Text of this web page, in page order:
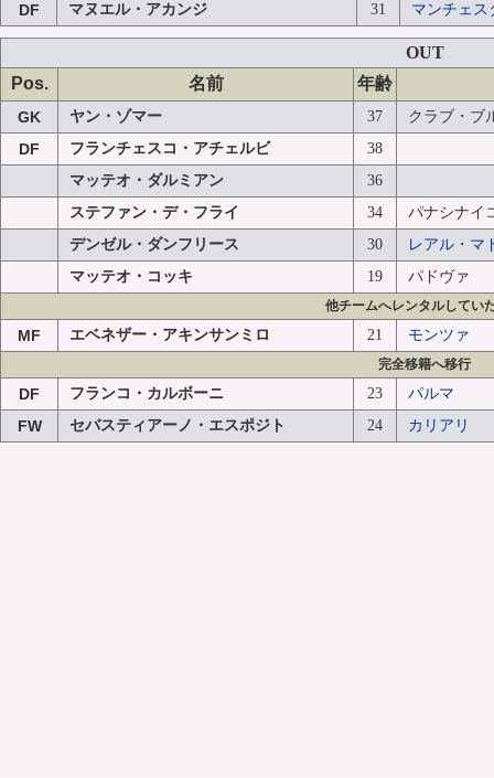
DF マヌエル・アカンジ 31 マンチェス
OUT
Pos.
名前 年齢
GK ヤン・ゾマー 37 クラブ・ブ
DF フランチェスコ・アチェルビ
38
マッテオ・ダルミアン
36
ステファン・デ・フライ
34
パナシナイ
デンゼル・ダンフリース
30
レアル・マ
マッテオ・コッキ
19 パドヴァ
他チームへレンタルしてい
MF エベネザー・アキンサンミロ 21 モンツァ
完全移籍へ移行
DF フランコ・カルボーニ 23 パルマ
FW セバスティアーノ・エスポジト 24 カリアリ